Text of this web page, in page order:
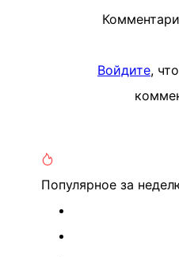
Войдите,
Популярное за